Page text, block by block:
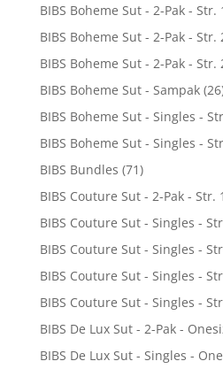
BIBS Boheme Sut - 2-Pak -
BIBS Boheme Sut - 2-Pak - Str.
BIBS Boheme Sut - 2-Pak -
BIBS Boheme Sut - Sampak
BIBS Boheme Sut - Singles -
BIBS Boheme Sut - Singles -
BIBS Bundles (71)
BIBS Couture Sut - 2-Pak - Str.
BIBS Couture Sut - Singles -
BIBS Couture Sut - Singles -
BIBS Couture Sut - Singles -
BIBS Couture Sut - Singles -
BIBS De Lux Sut - 2-Pak -
BIBS De Lux Sut - Singles -